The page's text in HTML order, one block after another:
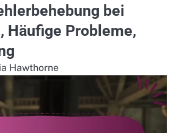
bei
Häufige Probleme,
Hawthorne